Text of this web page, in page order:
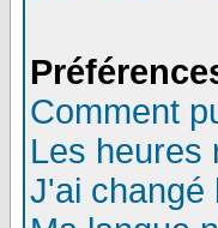
Comment
Les heures
J'ai changé